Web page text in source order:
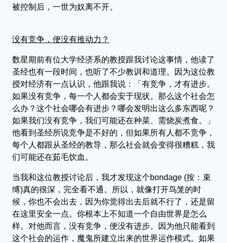
被控制后，一世为奴离不开。
没有竞争，便没有推动力？
数星期前有位大学经济系的教授跟我讨论这事情，他读了
圣经也有一段时间，也听了不少教训和道理。因为这位教
授对经济有一点认识，他跟我说：「有竞争，才有进步。
如果没有竞争，每一个人都会安于现状。那么这个社会怎
么办？这个社会哪会有进步？哪会发明出这么多东西呢？
如果我们没有竞争，我们可能还在种菜、需烧炭煮食。」
他看到圣经所说竞争是不好的，但如果所有人都不竞争，
每个人都跟从圣经的教导，那么社会就会变得很糟糕，我
们可能还在茹毛饮血。
当我和这位教授讨论后，我才发现这个bondage (按：束
缚)真的很深，完全看不通。所以，就像打开鸟笼的时
候，你也不会出去，因为你觉得出去后就不行了，还是留
在这里安全一点。你根本上不知道一个自由世界是怎么
样。对他而言，没有竞争，便没有进步。因为他只能看到
这个社会的运作，魔鬼所建立出来的世界运作模式。如果